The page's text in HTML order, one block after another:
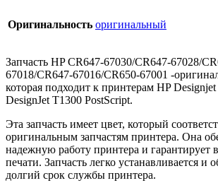
Оригинальность оригинальный
Запчасть HP CR647-67030/CR647-67028/
67018/CR647-67016/CR650-67001 -
которая подходит к принтерам HP
DesignJet T1300 PostScript.
Эта запчасть имеет цвет, который
оригинальным запчастям принтера. Она
надежную работу принтера и гарантирует
печати. Запчасть легко устанавливается и
долгий срок службы принтера.